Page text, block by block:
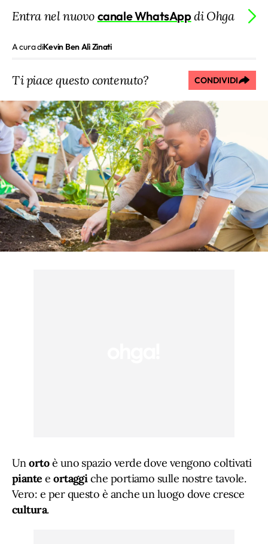
Entra nel nuovo canale WhatsAppdi Ohga
A cura diKevin Ben Alì Zinati
Ti piace questo contenuto? CONDIVIDI
Unortoè uno spazio verde dove vengono coltivati
piante eortaggiche portiamo sulle nostre tavole.
Vero: e per questo è anche un luogo dove cresce
cultura.